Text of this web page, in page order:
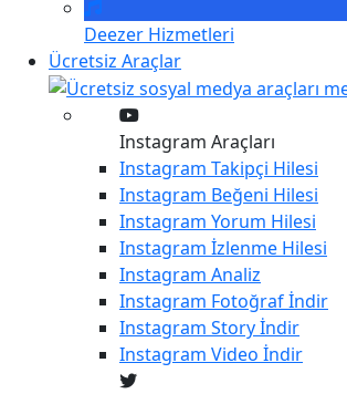
Deezer Hizmetleri
Ücretsiz Araçlar
Instagram Araçları
Instagram Takipçi Hilesi
Instagram Beğeni Hilesi
Instagram Yorum Hilesi
Instagram İzlenme Hilesi
Instagram Analiz
Instagram Fotoğraf İndir
Instagram Story İndir
Instagram Video İndir